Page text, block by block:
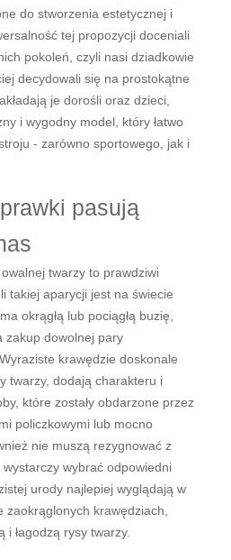
do stworzenia estetycznej i
tej propozycji doceniali
pokoleń, czyli nasi dziadkowie
decydowali się na prostokątne
je dorośli oraz dzieci,
i wygodny model, który łatwo
- zarówno sportowego, jak i
pasują
twarzy to prawdziwi
takiej aparycji jest na świecie
okrągłą lub pociągłą buzię,
zakup dowolnej pary
krawędzie doskonale
twarzy, dodają charakteru i
które zostały obdarzone przez
policzkowymi lub mocno
nie muszą rezygnować z
wybrać odpowiedni
urody najlepiej wyglądają w
krawędziach,
i łagodzą rysy twarzy.